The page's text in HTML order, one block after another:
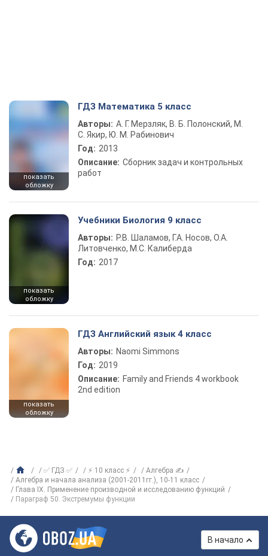
показать
обложку
ГДЗ Математика 5 класс
Авторы: А. Г. Мерзляк, В. Б. Полонский, М.
С. Якир, Ю. М. Рабинович
Год: 2013
Описание: Сборник задач и контрольных
работ
показать
обложку
Учебники Биология 9 класс
Авторы: Р.В. Шаламов, Г.А. Носов, О.А.
Литовченко, М.С. Калиберда
Год: 2017
показать
обложку
ГДЗ Английский язык 4 класс
Авторы: Naomi Simmons
Год: 2019
Описание: Family and Friends 4 workbook
2nd edition
✅ ГДЗ ✅ ⚡ 10 класс ⚡
Алгебра ✍
Алгебра и начала анализа (2001-2011гг.), 10-11 класс
Глава IX. Применение производной и исследованию функций
Параграф 50. Экстремумы функции
В начало